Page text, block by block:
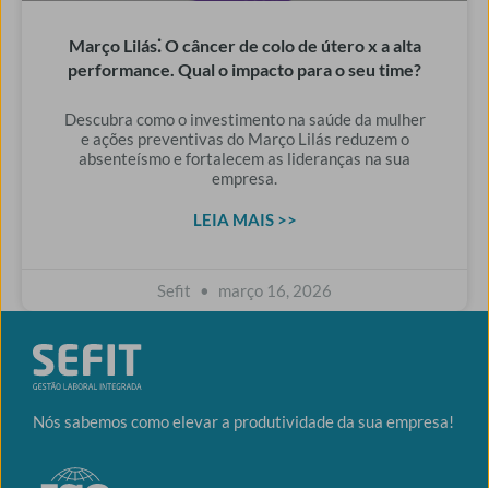
Março Lilás⁚ O câncer de colo de útero x a alta
performance. Qual o impacto para o seu time?
Descubra como o investimento na saúde da mulher
e ações preventivas do Março Lilás reduzem o
absenteísmo e fortalecem as lideranças na sua
empresa.
LEIA MAIS >>
Sefit março 16, 2026
Nós sabemos como elevar a produtividade da sua empresa!